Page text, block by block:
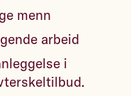
menn
arbeid
i